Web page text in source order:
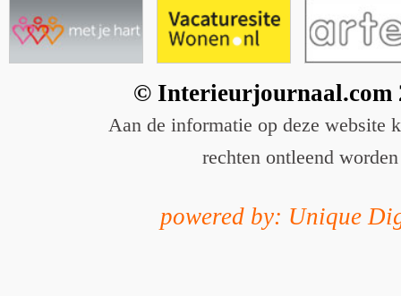
© Interieurjournaal.com
Aan de informatie op deze website
rechten ontleend worden
powered by: Unique